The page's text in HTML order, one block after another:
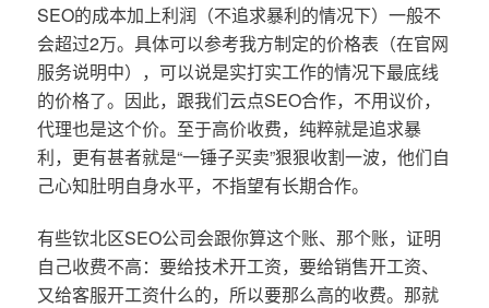
SEO的成本加上利润（不追求暴利的情况下）一般不
会超过2万。具体可以参考我方制定的价格表（在官网
服务说明中），可以说是实打实工作的情况下最底线
的价格了。因此，跟我们云点SEO合作，不用议价，
代理也是这个价。至于高价收费，纯粹就是追求暴
利，更有甚者就是“一锤子买卖”狠狠收割一波，他们自
己心知肚明自身水平，不指望有长期合作。
有些钦北区SEO公司会跟你算这个账、那个账，证明
自己收费不高：要给技术开工资，要给销售开工资、
又给客服开工资什么的，所以要那么高的收费。那就